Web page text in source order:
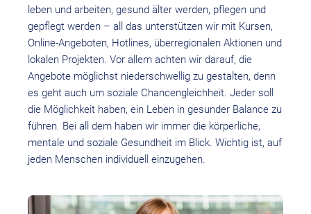
leben und arbeiten, gesund älter werden, pflegen und
gepflegt werden – all das unterstützen wir mit Kursen,
Online-Angeboten, Hotlines, überregionalen Aktionen und
lokalen Projekten. Vor allem achten wir darauf, die
Angebote möglichst niederschwellig zu gestalten, denn
es geht auch um soziale Chancengleichheit. Jeder soll
die Möglichkeit haben, ein Leben in gesunder Balance zu
führen. Bei all dem haben wir immer die körperliche,
mentale und soziale Gesundheit im Blick. Wichtig ist, auf
jeden Menschen individuell einzugehen.